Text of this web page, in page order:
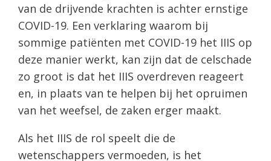
van de drijvende krachten is achter ernstige
COVID-19. Een verklaring waarom bij
sommige patiënten met COVID-19 het IIIS op
deze manier werkt, kan zijn dat de celschade
zo groot is dat het IIIS overdreven reageert
en, in plaats van te helpen bij het opruimen
van het weefsel, de zaken erger maakt.
Als het IIIS de rol speelt die de
wetenschappers vermoeden, is het